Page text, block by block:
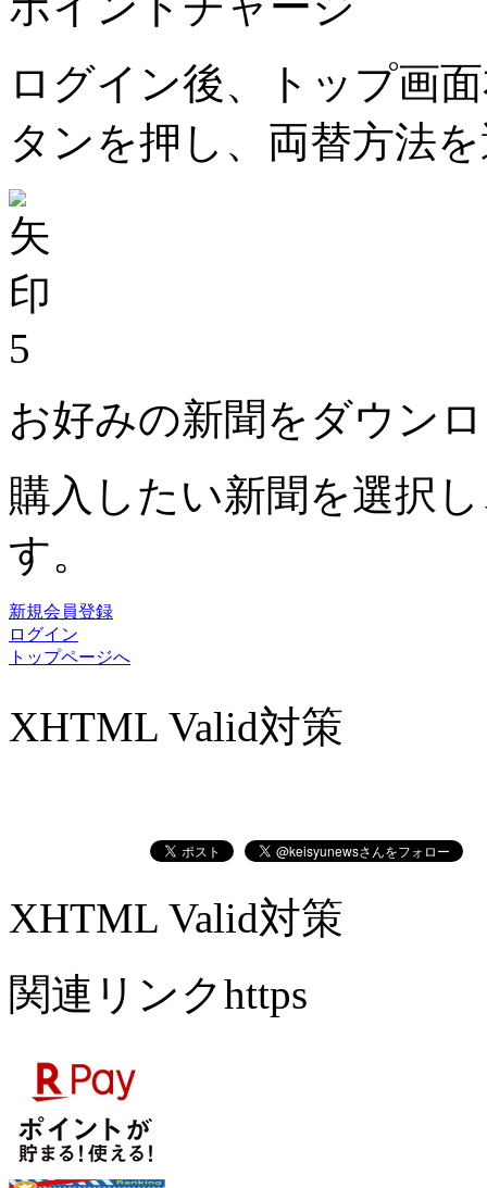
ログイン後、トップ画
タンを押し、両替方法
5
お好みの新聞をダウン
購入したい新聞を選択
す。
新規会員登録
ログイン
トップページへ
XHTML Valid対策
XHTML Valid対策
関連リンクhttps